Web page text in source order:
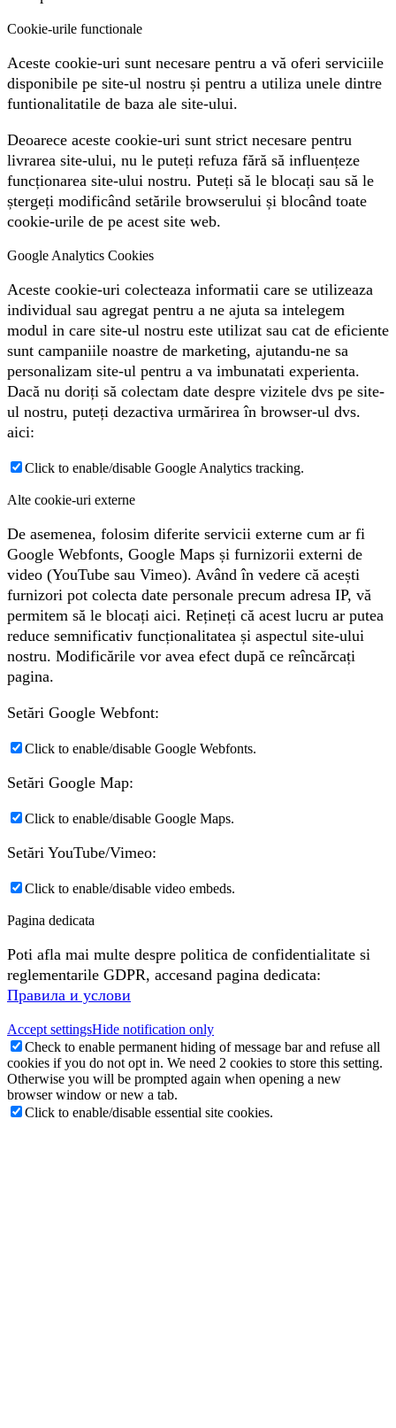
Cookie-urile functionale
Aceste cookie-uri sunt necesare pentru a vă oferi serviciile
disponibile pe site-ul nostru și pentru a utiliza unele dintre
funtionalitatile de baza ale site-ului.
Deoarece aceste cookie-uri sunt strict necesare pentru
livrarea site-ului, nu le puteți refuza fără să influențeze
funcționarea site-ului nostru. Puteți să le blocați sau să le
ștergeți modificând setările browserului și blocând toate
cookie-urile de pe acest site web.
Google Analytics Cookies
Aceste cookie-uri colecteaza informatii care se utilizeaza
individual sau agregat pentru a ne ajuta sa intelegem
modul in care site-ul nostru este utilizat sau cat de eficiente
sunt campaniile noastre de marketing, ajutandu-ne sa
personalizam site-ul pentru a va imbunatati experienta.
Dacă nu doriți să colectam date despre vizitele dvs pe site-
ul nostru, puteți dezactiva urmărirea în browser-ul dvs.
aici:
Click to enable/disable Google Analytics tracking.
Alte cookie-uri externe
De asemenea, folosim diferite servicii externe cum ar fi
Google Webfonts, Google Maps și furnizorii externi de
video (YouTube sau Vimeo). Având în vedere că acești
furnizori pot colecta date personale precum adresa IP, vă
permitem să le blocați aici. Rețineți că acest lucru ar putea
reduce semnificativ funcționalitatea și aspectul site-ului
nostru. Modificările vor avea efect după ce reîncărcați
pagina.
Setări Google Webfont:
Click to enable/disable Google Webfonts.
Setări Google Map:
Click to enable/disable Google Maps.
Setări YouTube/Vimeo:
Click to enable/disable video embeds.
Pagina dedicata
Poti afla mai multe despre politica de confidentialitate si
reglementarile GDPR, accesand pagina dedicata:
Правила и услови
Accept settingsHide notification only
Check to enable permanent hiding of message bar and refuse all
cookies if you do not opt in. We need 2 cookies to store this setting.
Otherwise you will be prompted again when opening a new
browser window or new a tab.
Click to enable/disable essential site cookies.